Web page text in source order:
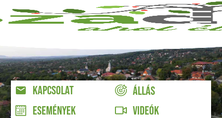
KAPCSOLAT
ÁLLÁS
ESEMÉNYEK
VIDEÓK